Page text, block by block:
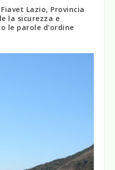
Lazio, Provincia
la sicurezza e
le parole d’ordine